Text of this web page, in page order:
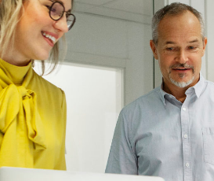
Revision
Skatt
Rådgivning
LOGGA IN